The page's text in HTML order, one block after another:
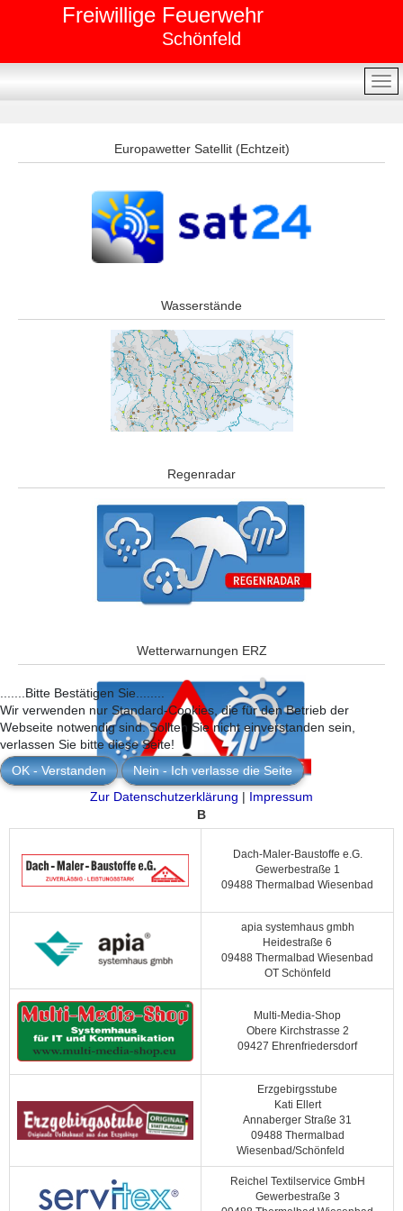
Freiwillige Feuerwehr
Schönfeld
Europawetter Satellit (Echtzeit)
Wasserstände
Regenradar
Wetterwarnungen ERZ
B
Dach-Maler-Baustoffe e.G.
Gewerbestraße 1
09488 Thermalbad Wiesenbad
apia systemhaus gmbh
Heidestraße 6
09488 Thermalbad Wiesenbad
OT Schönfeld
Multi-Media-Shop
Obere Kirchstrasse 2
09427 Ehrenfriedersdorf
Erzgebirgsstube
Kati Ellert
Annaberger Straße 31
09488 Thermalbad
Wiesenbad/Schönfeld
Reichel Textilservice GmbH
Gewerbestraße 3
.......Bitte Bestätigen Sie........
Wir verwenden nur Standard-Cookies, die für den Betrieb der
Webseite notwendig sind. Sollten Sie nicht einverstanden sein,
verlassen Sie bitte diese Seite!
OK - Verstanden
Nein - Ich verlasse die Seite
Zur Datenschutzerklärung | Impressum